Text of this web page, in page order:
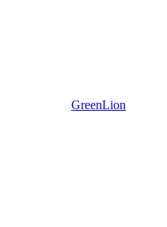
GreenLion